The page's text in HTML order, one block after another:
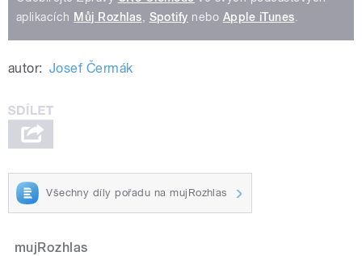
aplikacích Můj Rozhlas, Spotify nebo Apple iTunes.
autor: Josef Čermák
Všechny díly pořadu na mujRozhlas
mujRozhlas